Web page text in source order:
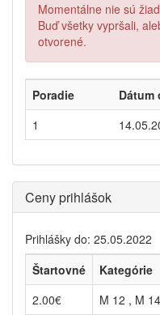
Momentálne nie sú
Buď všetky vypršali,
otvorené.
Poradie Dátum
1
Ceny prihlášok
Prihlášky do: 25.05.2022
Štartovné
Kategórie
2.00€
M 12 , M